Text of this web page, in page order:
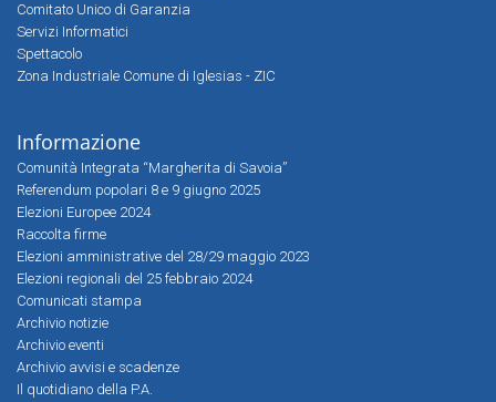
Comitato Unico di Garanzia
Servizi Informatici
Spettacolo
Zona Industriale Comune di Iglesias - ZIC
Informazione
Comunità Integrata “Margherita di Savoia”
Referendum popolari 8 e 9 giugno 2025
Elezioni Europee 2024
Raccolta firme
Elezioni amministrative del 28/29 maggio 2023
Elezioni regionali del 25 febbraio 2024
Comunicati stampa
Archivio notizie
Archivio eventi
Archivio avvisi e scadenze
Il quotidiano della P.A.